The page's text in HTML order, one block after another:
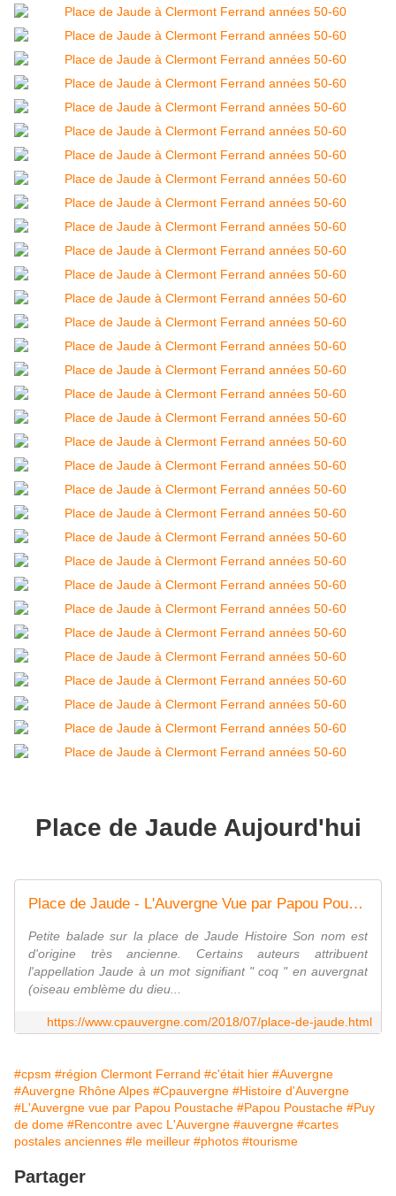
Place de Jaude Aujourd'hui
Place de Jaude - L'Auvergne Vue par Papou Poustache
Petite balade sur la place de Jaude Histoire Son nom est
d'origine très ancienne. Certains auteurs attribuent
l'appellation Jaude à un mot signifiant " coq " en auvergnat
(oiseau emblème du dieu...
https://www.cpauvergne.com/2018/07/place-de-jaude.html
#cpsm #région Clermont Ferrand #c'était hier #Auvergne
#Auvergne Rhône Alpes #Cpauvergne #Histoire d'Auvergne
#L'Auvergne vue par Papou Poustache #Papou Poustache #Puy
de dome #Rencontre avec L'Auvergne #auvergne #cartes
postales anciennes #le meilleur #photos #tourisme
Partager